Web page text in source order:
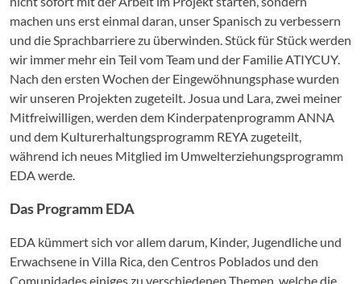
machen uns erst einmal daran, unser Spanisch zu verbessern
und die Sprachbarriere zu überwinden. Stück für Stück werden
wir immer mehr ein Teil vom Team und der Familie ATIYCUY.
Nach den ersten Wochen der Eingewöhnungsphase wurden
wir unseren Projekten zugeteilt. Josua und Lara, zwei meiner
Mitfreiwilligen, werden dem Kinderpatenprogramm ANNA
und dem Kulturerhaltungsprogramm REYA zugeteilt,
während ich neues Mitglied im Umwelterziehungsprogramm
EDA werde.
Das Programm EDA
EDA kümmert sich vor allem darum, Kinder, Jugendliche und
Erwachsene in Villa Rica, den Centros Poblados und den
Comunidades einiges zu verschiedenen Themen, welche die